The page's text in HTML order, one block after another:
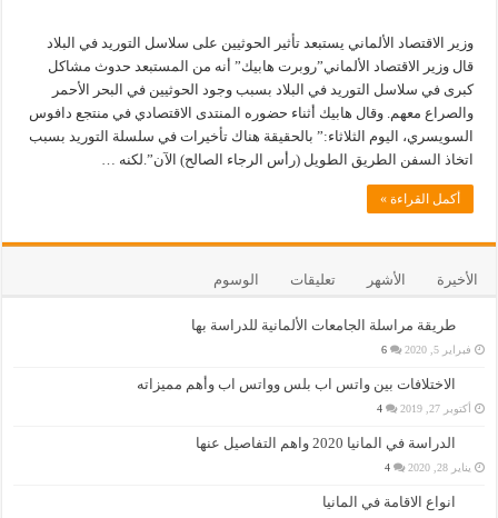
وزير الاقتصاد الألماني يستبعد تأثير الحوثيين على سلاسل التوريد في البلاد
قال وزير الاقتصاد الألماني”روبرت هابيك” أنه من المستبعد حدوث مشاكل
كبرى في سلاسل التوريد في البلاد بسبب وجود الحوثيين في البحر الأحمر
والصراع معهم. وقال هابيك أثناء حضوره المنتدى الاقتصادي في منتجع دافوس
السويسري، اليوم الثلاثاء:” بالحقيقة هناك تأخيرات في سلسلة التوريد بسبب
اتخاذ السفن الطريق الطويل (رأس الرجاء الصالح) الآن”.لكنه …
أكمل القراءة »
الأخيرة الأشهر تعليقات الوسوم
طريقة مراسلة الجامعات الألمانية للدراسة بها
فبراير 5, 2020 6
الاختلافات بين واتس اب بلس وواتس اب وأهم مميزاته
أكتوبر 27, 2019 4
الدراسة في المانيا 2020 واهم التفاصيل عنها
يناير 28, 2020 4
انواع الاقامة في المانيا